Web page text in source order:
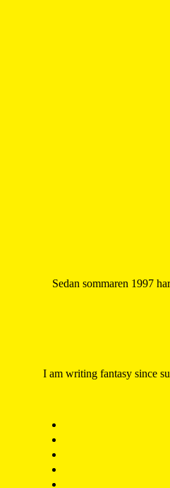
Sedan sommaren 1997
I am writing fantasy since